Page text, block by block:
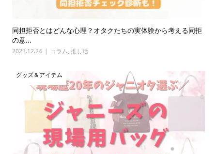
同担拒否とはどんな心理？オタクたちの実体験から考える同拒
の意...
2023.12.24 コラム, 推し活
グッズ＆アイテム